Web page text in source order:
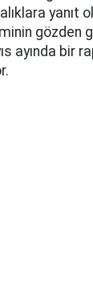
yanıt
gözden
ayında bir